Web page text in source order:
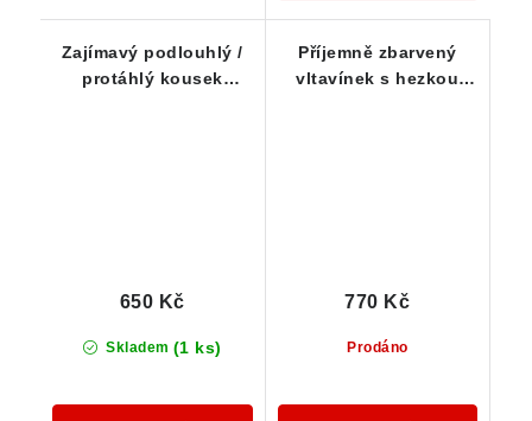
Zajímavý podlouhlý /
protáhlý kousek
Skladem (1 ks)
650 Kč
Příjemně zbarvený
vltavínek s hezkou
Prodáno
770 Kč